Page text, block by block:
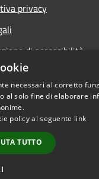
privacy
di accessibilità
accessibilità
miglioramento
© 2026 • Comune
necessari al corretto
al solo fine di elaborare
policy al seguente link
TUTTO